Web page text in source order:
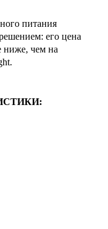
питания
его цена
ниже, чем на